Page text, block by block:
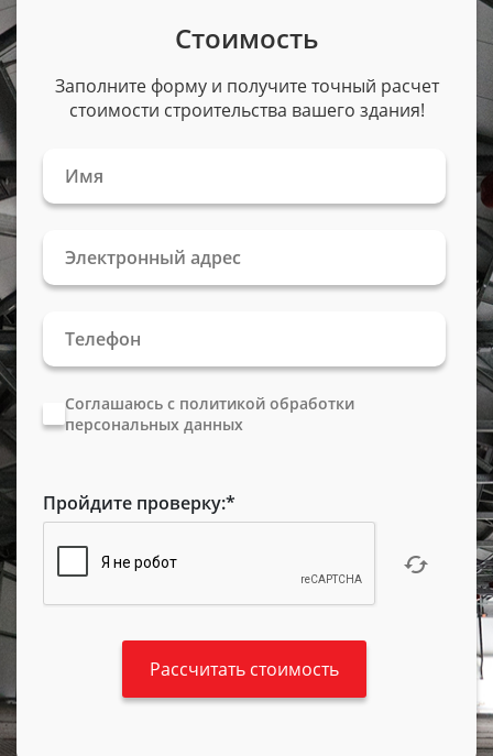
Стоимость
Заполните форму и получите точный расчет
стоимости строительства вашего здания!
Соглашаюсь с политикой обработки
персональных данных
Пройдите проверку:*